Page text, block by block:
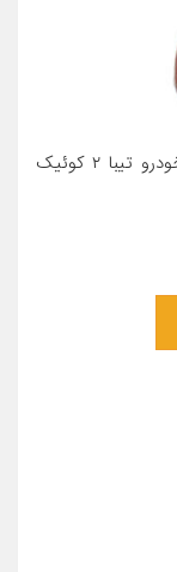
جزئیات محصول جنس چرم مناسب برای خودرو تیبا ۲ کوئیک